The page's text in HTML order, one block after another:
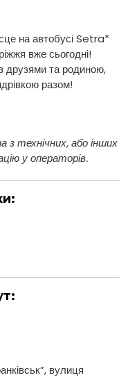
на автобусі Setra*
вже сьогодні!
друзями та родиною,
разом!
технічних, або інших
у операторів.
вулиця